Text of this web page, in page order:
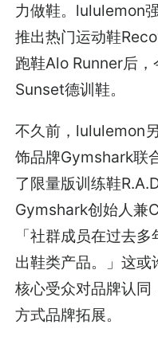
力做鞋。lululemon
推出热门运动鞋
跑鞋Alo Runner后
Sunset德训鞋。
不久前，lululemon
饰品牌Gymshark联
了限量版训练鞋
Gymshark创始人兼
「社群成员在过去
出鞋类产品。」这或
核心受众对品牌认
方式品牌拓展。